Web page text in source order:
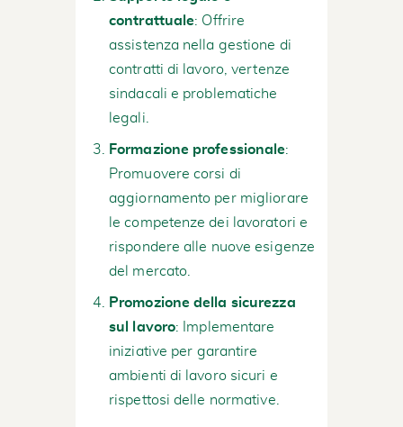
contrattuale: Offrire
assistenza nella gestione di
contratti di lavoro, vertenze
sindacali e problematiche
legali.
Formazione professionale:
Promuovere corsi di
aggiornamento per migliorare
le competenze dei lavoratori e
rispondere alle nuove esigenze
del mercato.
Promozione della sicurezza
sul lavoro: Implementare
iniziative per garantire
ambienti di lavoro sicuri e
rispettosi delle normative.